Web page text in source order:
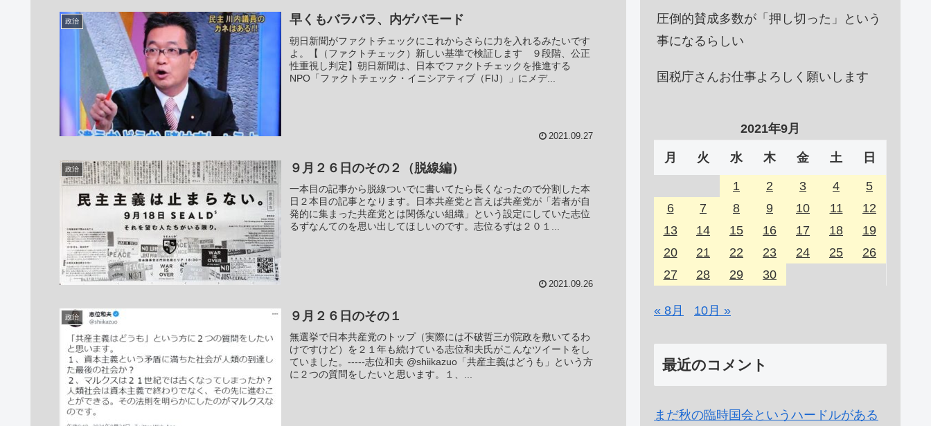
政治 早くもバラバラ、内ゲバモード
朝日新聞がファクトチェックにこれからさらに力を入れるみたいです
よ。【（ファクトチェック）新しい基準で検証します ９段階、公正
性重視し判定】朝日新聞は、日本でファクトチェックを推進する
NPO「ファクトチェック・イニシアティブ（FIJ）」にメデ...
2021.09.27
政治 ９月２６日のその２（脱線編）
一本目の記事から脱線ついでに書いてたら長くなったので分割した本
日２本目の記事となります。日本共産党と言えば共産党が「若者が自
発的に集まった共産党とは関係ない組織」という設定にしていた志位
るずなんてのを思い出してほしいのです。志位るずは２０１...
2021.09.26
政治 ９月２６日のその１
無選挙で日本共産党のトップ（実際には不破哲三が院政を敷いてるわ
けですけど）を２１年も続けている志位和夫氏がこんなツイートをし
ていました。-----志位和夫 @shiikazuo「共産主義はどうも」という方
に２つの質問をしたいと思います。１、...
圧倒的賛成多数が「押し切った」という
事になるらしい
国税庁さんお仕事よろしく願いします
2021年9月
月 火 水 木 金 土 日
1 2 3 4
5
6
7 8 9 10 11
12
13
14 15 16 17 18
19
20
21 22 23 24 25
26
27
28 29 30
« 8月 10月 »
最近のコメント
まだ秋の臨時国会というハードルがある